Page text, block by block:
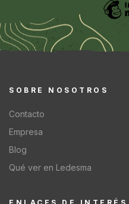
SOBRE NOSOTROS
Contacto
Empresa
Blog
Qué ver en Ledesma